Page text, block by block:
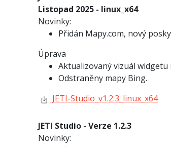
Listopad 2025 - linux_x64
Novinky:
Přidán Mapy.com, nový
Úprava
Aktualizovaný vizuál widgetu
Odstraněny mapy Bing.
JETI-Studio_v1.2.3_linux_x64
JETI Studio - Verze 1.2.3
Novinky: